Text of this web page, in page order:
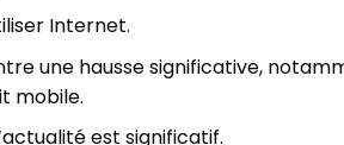
Internet.
une hausse significative,
mobile.
est significatif.